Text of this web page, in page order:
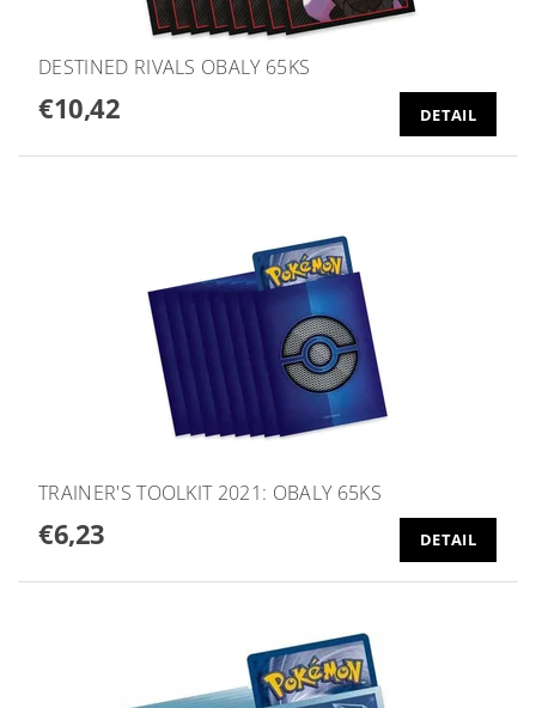
DESTINED RIVALS OBALY 65KS
€10,42 DETAIL
TRAINER'S TOOLKIT 2021: OBALY 65KS
€6,23 DETAIL